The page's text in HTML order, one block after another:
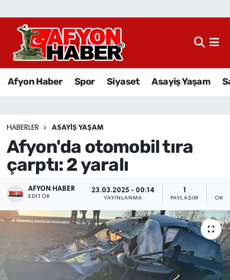
Afyon Haber Spor Siyaset Asayiş Yaşam
HABERLER ASAYIŞ YAŞAM
Afyon'da otomobil tıra
çarptı: 2 yaralı
AFYON HABER
EDITÖR
23.03.2025 - 00:14
YAYINLANMA
1
PAYLAŞIM
Afyon Haber
Sağlık
Eğitim
Sivil Toplum
Ekonomi
Magazin